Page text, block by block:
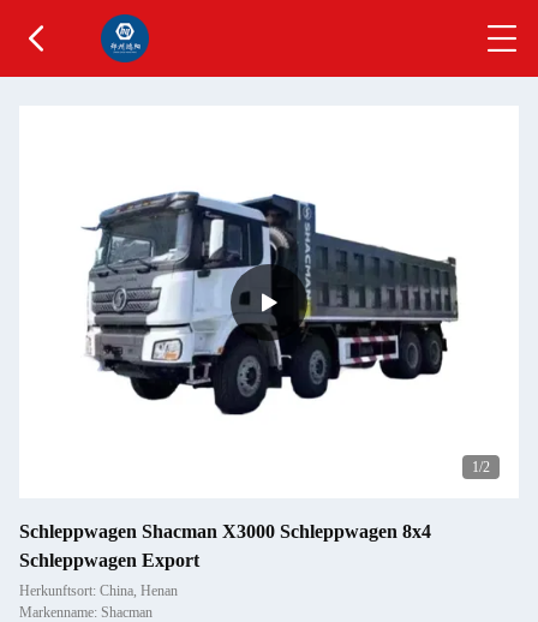
1/2
Schleppwagen Shacman X3000 Schleppwagen 8x4
Schleppwagen Export
Herkunftsort: China, Henan
Markenname: Shacman